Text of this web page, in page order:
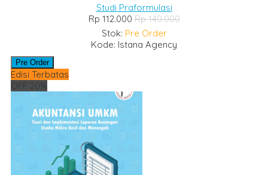
Studi Praformulasi
Rp 112.000Rp 140.000
Stok: Pre Order
Kode: Istana Agency
Pre Order
Edisi Terbatas
OFF 20%